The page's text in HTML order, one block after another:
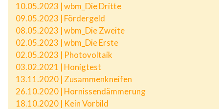
10.05.2023 | wbm_Die Dritte
09.05.2023 | Fördergeld
08.05.2023 | wbm_Die Zweite
02.05.2023 | wbm_Die Erste
02.05.2023 | Photovoltaik
03.02.2021 | Honigtest
13.11.2020 | Zusammenkneifen
26.10.2020 | Hornissendämmerung
18.10.2020 | Kein Vorbild